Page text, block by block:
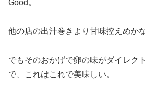
Good。
他の店の出汁巻きより甘味控えめか
でもそのおかげで卵の味がダイレク
で、これはこれで美味しい。